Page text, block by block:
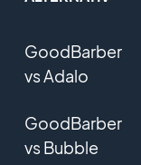
GoodBarber
vs Adalo
GoodBarber
vs Bubble